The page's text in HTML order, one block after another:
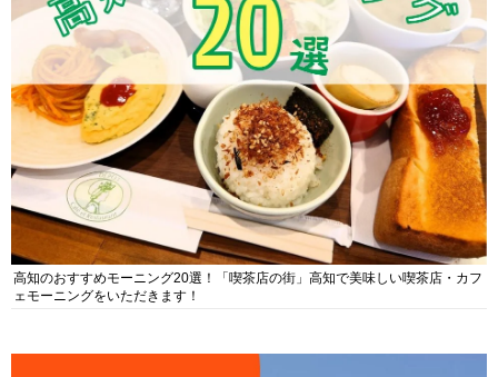
高知のおすすめモーニング20選！「喫茶店の街」高知で美味しい喫茶店・カフ
ェモーニングをいただきます！